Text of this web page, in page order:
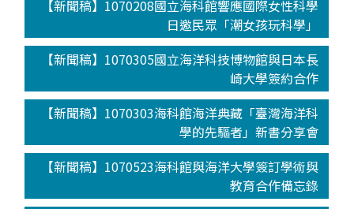
【新聞稿】1070208國立海科館響應國際女性科學
日邀民眾「潮女孩玩科學」
【新聞稿】1070305國立海洋科技博物館與日本長
崎大學簽約合作
【新聞稿】1070303海科館海洋典藏「臺灣海洋科
學的先驅者」新書分享會
【新聞稿】1070523海科館與海洋大學簽訂學術與
教育合作備忘錄